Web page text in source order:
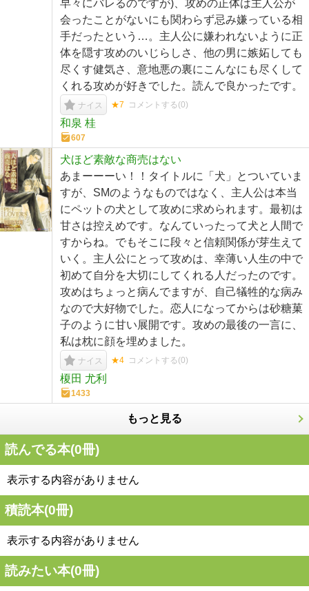
早々にバレるのですが)、攻めの正体は主人公が
会ったことがないにも関わらず忌み嫌っている相
手だったという…。主人公に嫌われないように正
体を隠す攻めのいじらしさ、他の男に嫉妬しても
尽くす健気さ、意地悪の裏にこんなにも尽くして
くれる攻めが好きでした。読んで良かったです。
ナイス ★7 コメントする(0)
和泉 桂
607
犬ほど素敵な商売はない
あまーーーい！！タイトルに「犬」とついていま
すが、SMのようなものではなく、主人公は本当
にペットの犬として攻めに求められます。最初は
甘さは控えめです。なんていったって犬と人間で
すからね。でもそこに段々と信頼関係が芽生えて
いく。主人公にとって攻めは、幸薄い人生の中で
初めて自分を大切にしてくれる人だったのです。
攻めはちょっと病んでますが、自己犠牲的な病み
なので大好物でした。恋人になってからは砂糖菓
子のように甘い展開です。攻めの最後の一言に、
私は枕に顔を埋めました。
ナイス ★4 コメントする(0)
榎田 尤利
1433
もっと見る
読んでる本(0冊)
表示する内容がありません
積読本(0冊)
表示する内容がありません
読みたい本(0冊)